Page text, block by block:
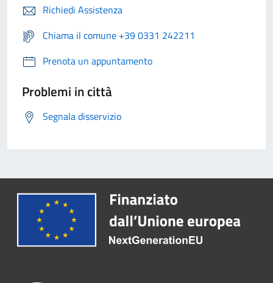
Richiedi Assistenza
Chiama il comune +39 0331 242211
Prenota un appuntamento
Problemi in città
Segnala disservizio